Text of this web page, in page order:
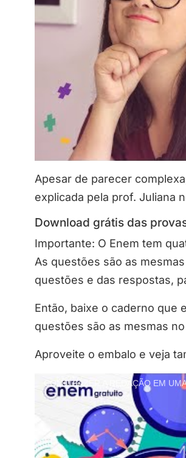
Apesar de parecer
explicada pela prof. Juliana
Download grátis das
Importante: O Enem tem
As questões são as
questões e das respostas,
Então, baixe o caderno que
questões são as mesmas
Aproveite o embalo e veja
COMO FAZER A REDAÇÃO EM